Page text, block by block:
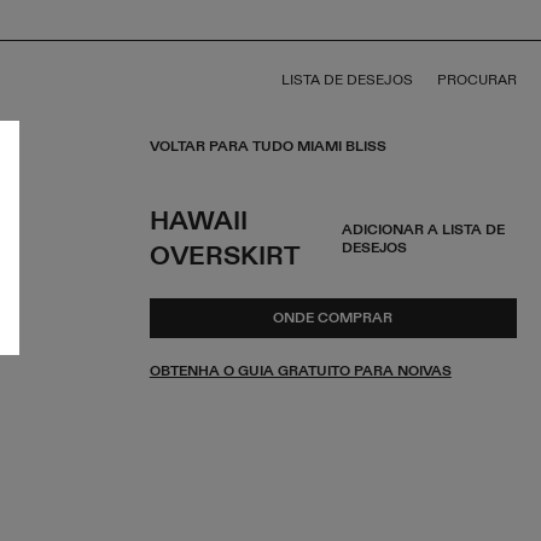
LISTA DE DESEJOS PROCURAR
VOLTAR PARA TUDO MIAMI BLISS
HAWAII
OVERSKIRT
ADICIONAR A LISTA DE
DESEJOS
ONDE COMPRAR
OBTENHA O GUIA GRATUITO PARA NOIVAS